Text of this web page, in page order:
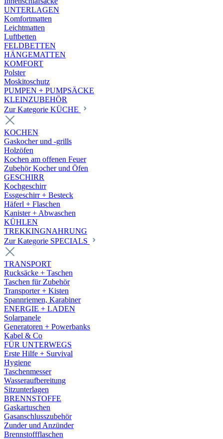
UNTERLAGEN
Komfortmatten
Leichtmatten
Luftbetten
FELDBETTEN
HÄNGEMATTEN
KOMFORT
Polster
Moskitoschutz
PUMPEN + PUMPSÄCKE
KLEINZUBEHÖR
Zur Kategorie KÜCHE
KOCHEN
Gaskocher und -grills
Holzöfen
Kochen am offenen Feuer
Zubehör Kocher und Öfen
GESCHIRR
Kochgeschirr
Essgeschirr + Besteck
Häferl + Flaschen
Kanister + Abwaschen
KÜHLEN
TREKKINGNAHRUNG
Zur Kategorie SPECIALS
TRANSPORT
Rucksäcke + Taschen
Taschen für Zubehör
Transporter + Kisten
Spannriemen, Karabiner
ENERGIE + LADEN
Solarpanele
Generatoren + Powerbanks
Kabel & Co
FÜR UNTERWEGS
Erste Hilfe + Survival
Hygiene
Taschenmesser
Wasseraufbereitung
Sitzunterlagen
BRENNSTOFFE
Gaskartuschen
Gasanschlusszubehör
Zunder und Anzünder
Brennstoffflaschen